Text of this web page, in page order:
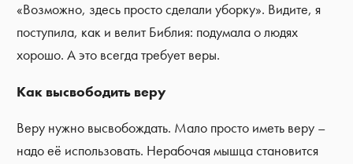
«Возможно, здесь просто сделали уборку». Видите, я
поступила, как и велит Библия: подумала о людях
хорошо. А это всегда требует веры.
Как высвободить веру
Веру нужно высвобождать. Мало просто иметь веру –
надо её использовать. Нерабочая мышца становится